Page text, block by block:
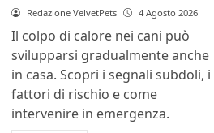
Redazione VelvetPets 4 Agosto 2026
Il colpo di calore nei cani può
svilupparsi gradualmente anche
in casa. Scopri i segnali subdoli, i
fattori di rischio e come
intervenire in emergenza.